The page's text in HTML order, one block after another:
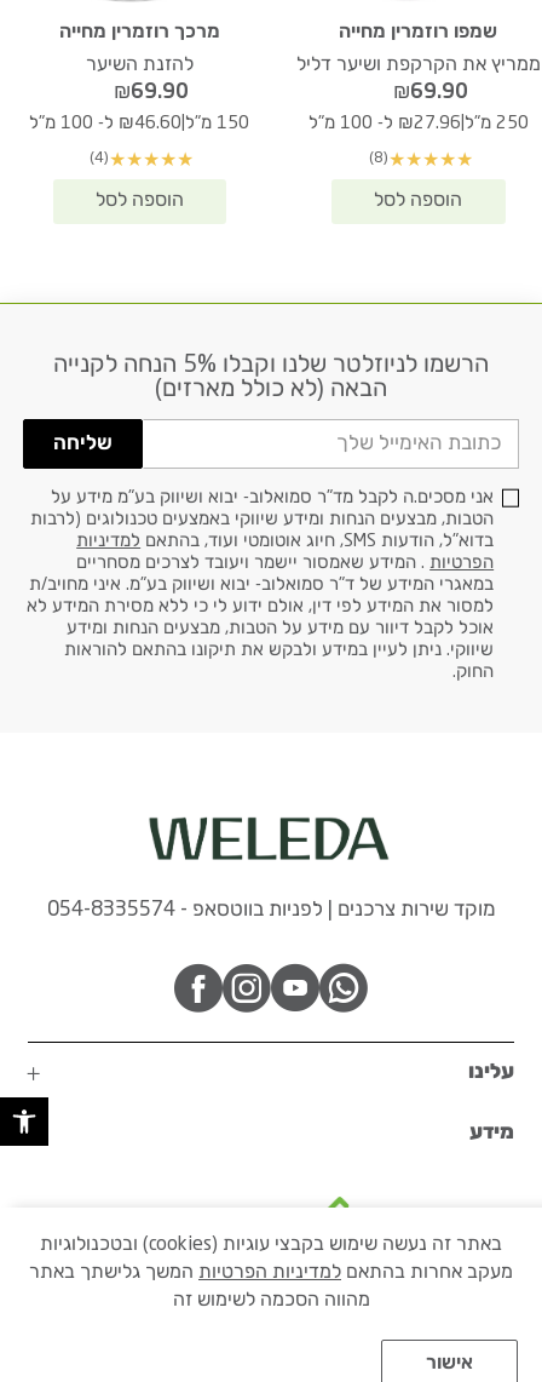
שמפו רוזמרין מחייה
ממריץ את הקרקפת ושיער דליל
₪69.90
250 מ"ל ₪27.96 ל- 100 מ"ל
★
★
★
★
★
(8)
מרכך רוזמרין מחייה
להזנת השיער
₪69.90
150 מ"ל ₪46.60 ל- 100 מ"ל
★
★
★
★
★
(4)
הרשמו לניוזלטר שלנו וקבלו 5% הנחה לקנייה
הבאה (לא כולל מארזים)
דוא׳׳ל
שליחה
אני מסכים.ה לקבל מד"ר סמואלוב- יבוא ושיווק בע"מ מידע על
הטבות, מבצעים הנחות ומידע שיווקי באמצעים טכנולוגים (לרבות
בדוא"ל, הודעות SMS, חיוג אוטומטי ועוד, בהתאם
למדיניות
הפרטיות . המידע שאמסור יישמר ויעובד לצרכים מסחריים
במאגרי המידע של ד"ר סמואלוב- יבוא ושיווק בע"מ. איני מחויב/ת
למסור את המידע לפי דין, אולם ידוע לי כי ללא מסירת המידע לא
אוכל לקבל דיוור עם מידע על הטבות, מבצעים הנחות ומידע
שיווקי. ניתן לעיין במידע ולבקש את תיקונו בהתאם להוראות
החוק.
מוקד שירות צרכנים | לפניות בווטסאפ - 054-8335574
עלינו
מידע
בקרו באתר הקבוצה שלנו
באתר זה נעשה שימוש בקבצי עוגיות (cookies) ובטכנולוגיות
מעקב אחרות בהתאם למדיניות הפרטיות המשך גלישתך באתר
מהווה הסכמה לשימוש זה
אישור